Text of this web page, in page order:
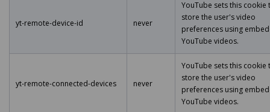
yt-remote-device-id never
YouTube sets this cookie
store the user's video
preferences using
YouTube videos.
yt-remote-connected-devices never
YouTube sets this cookie
store the user's video
preferences using
YouTube videos.